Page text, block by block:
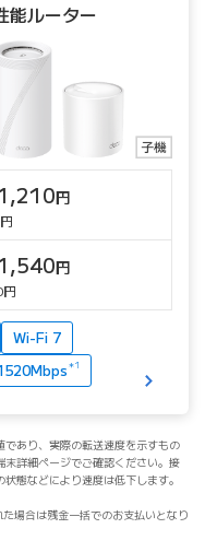
能ルーター
円
円
Wi-Fi 7
＊1
あり、実際の転送速度を示すもの
詳細ページでご確認ください。接
態などにより速度は低下します。
場合は残金一括でのお支払いとなり